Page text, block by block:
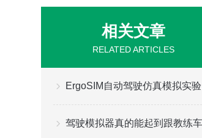
相关文章
RELATED ARTICLES